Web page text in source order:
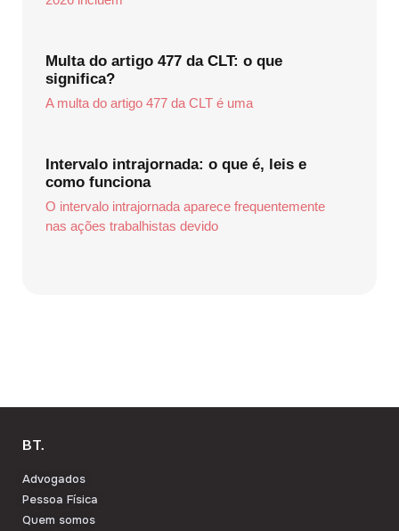
Multa do artigo 477 da CLT: o que
significa?
A multa do artigo 477 da CLT é uma
Intervalo intrajornada: o que é, leis e
como funciona
O intervalo intrajornada aparece frequentemente
nas ações trabalhistas devido
BT.
Advogados
Pessoa Física
Quem somos